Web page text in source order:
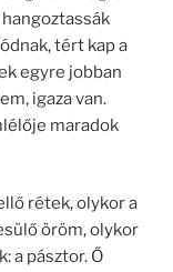
tért kap a
egyre jobban
igaza van.
maradok
rétek, olykor a
öröm, olykor
a pásztor. Ő